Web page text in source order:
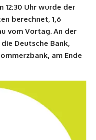
12:30 Uhr wurde der
berechnet, 1,6
vom Vortag. An der
Deutsche Bank,
am Ende